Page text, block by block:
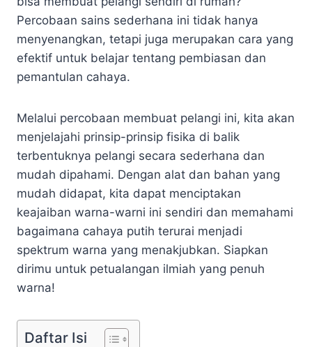
Percobaan sains sederhana ini tidak hanya
menyenangkan, tetapi juga merupakan cara yang
efektif untuk belajar tentang pembiasan dan
pemantulan cahaya.
Melalui percobaan membuat pelangi ini, kita akan
menjelajahi prinsip-prinsip fisika di balik
terbentuknya pelangi secara sederhana dan
mudah dipahami. Dengan alat dan bahan yang
mudah didapat, kita dapat menciptakan
keajaiban warna-warni ini sendiri dan memahami
bagaimana cahaya putih terurai menjadi
spektrum warna yang menakjubkan. Siapkan
dirimu untuk petualangan ilmiah yang penuh
warna!
Daftar Isi